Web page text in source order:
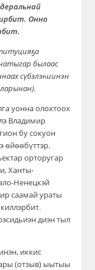
Онно
былаас
сүбэлэһиинэн
уонна олохтоох
Владимир
бу сокуон
өйөөбүттэр.
орторугар
Ханты-
Ненецкэй
саамай ураты
диэн тыл
иккис
(отзыв) ыытыы